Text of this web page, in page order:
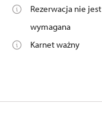
Rezerwacja nie jest
wymagana
Karnet ważny